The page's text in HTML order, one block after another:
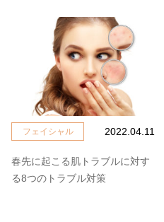
11:00～21:00
10:00～20:00
フェイシャル 2022.04.11
春先に起こる肌トラブルに対す
る8つのトラブル対策